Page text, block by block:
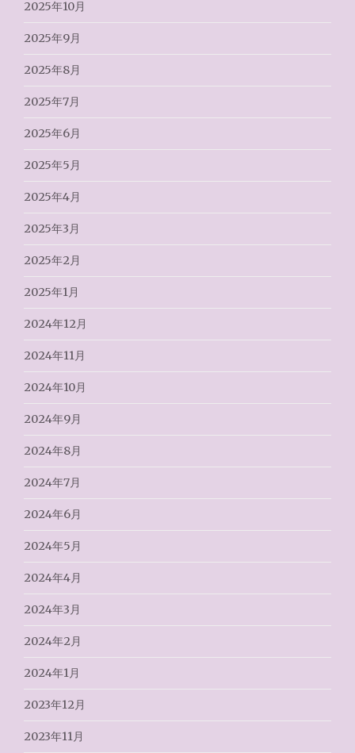
2025年10月
2025年9月
2025年8月
2025年7月
2025年6月
2025年5月
2025年4月
2025年3月
2025年2月
2025年1月
2024年12月
2024年11月
2024年10月
2024年9月
2024年8月
2024年7月
2024年6月
2024年5月
2024年4月
2024年3月
2024年2月
2024年1月
2023年12月
2023年11月